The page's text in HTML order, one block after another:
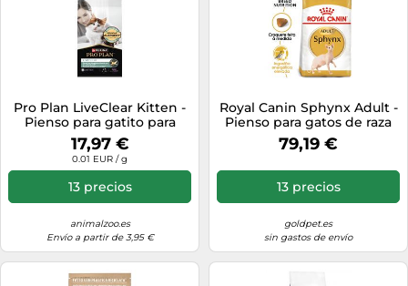
Pro Plan LiveClear Kitten -
Pienso para gatito para
reducción de alérgenos -
Pavo - Cantidad: 1,4 kg
17,97 €
0.01 EUR / g
13 precios
animalzoo.es
Envío a partir de 3,95 €
Royal Canin Sphynx Adult -
Pienso para gatos de raza
Sphynx - Cantidad: 10 kg
79,19 €
13 precios
goldpet.es
sin gastos de envío